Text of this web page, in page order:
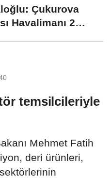
Çukurova
Havalimanı 2
temsilcileriyle
Mehmet Fatih
deri ürünleri,